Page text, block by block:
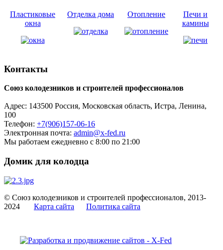
Пластиковые
окна
Отделка дома Отопление
Печи и
камины
Контакты
Союз колодезников и строителей профессионалов
Адрес: 143500 Россия, Московская область, Истра, Ленина,
100
Телефон: +7(906)157-06-16
Электронная почта: admin@x-fed.ru
Мы работаем ежедневно с 8:00 по 21:00
Домик для колодца
© Союз колодезников и строителей профессионалов, 2013-
2024 Карта сайта Политика сайта